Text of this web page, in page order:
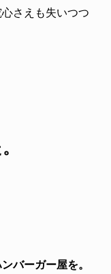
さえも失いつつ
バーガー屋を。